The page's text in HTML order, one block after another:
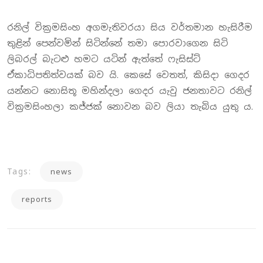
රනිල් වික්‍රමසිංහ අගමැතිවරයා සිය වර්තමාන හැසිරීම
තුළින් පෙන්වමින් සිටින්නේ තමා පොරවාගෙන සිටි
ලිබරල් බැටළු හමට යටින් ඇත්තේ ෆැසිස්ට්
ඒකාධිපතිත්වයක් බව යි. කෙසේ වෙතත්, කිසිදා ගෙදර
යන්නට නොසිතූ මහින්දලා ගෙදර යැවු ජනතාවට රනිල්
වික්‍රමසිංහලා කජ්ජක් නොවන බව ලියා තැබිය යුතු ය.
Tags: news
reports